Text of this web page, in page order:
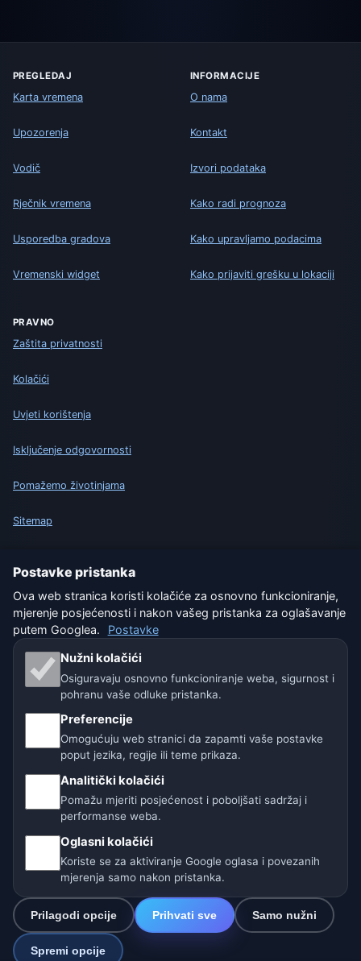
PREGLEDAJ
Karta vremena
Upozorenja
Vodič
Rječnik vremena
Usporedba gradova
Vremenski widget
INFORMACIJE
O nama
Kontakt
Izvori podataka
Kako radi prognoza
Kako upravljamo podacima
Kako prijaviti grešku u lokaciji
PRAVNO
Zaštita privatnosti
Kolačići
Uvjeti korištenja
Isključenje odgovornosti
Pomažemo životinjama
Sitemap
Naše vremenske stranice:
🇩🇪🇦🇹🇨🇭 Njemačka / Austrija / Švicarska
🌎 Latinska Amerika i Španjolska
🇮🇳 Južna i jugoistočna Azija
Operater: Spolek Minizoo.cz z.s. | IČO: 21135550 |
© 2026 Vrijeme Online · Podaci: Open-Meteo (ECMWF, ICON) ·
OpenWeatherMap · Upozorenja: DHMZ
Postavke pristanka
Ova web stranica koristi kolačiće za osnovno funkcioniranje,
mjerenje posjećenosti i nakon vašeg pristanka za oglašavanje
putem Googlea.
Postavke
Nužni kolačići
Osiguravaju osnovno funkcioniranje weba, sigurnost i
pohranu vaše odluke pristanka.
Preferencije
Omogućuju web stranici da zapamti vaše postavke
poput jezika, regije ili teme prikaza.
Analitički kolačići
Pomažu mjeriti posjećenost i poboljšati sadržaj i
performanse weba.
Oglasni kolačići
Koriste se za aktiviranje Google oglasa i povezanih
mjerenja samo nakon pristanka.
Prilagodi opcije Prihvati sve Samo nužni
Spremi opcije